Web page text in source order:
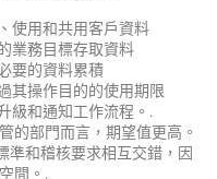
使用和共用客戶資料
業務目標存取資料
要的資料累積
其操作目的的使用期限
級和通知工作流程。.
的部門而言，期望值更高。
準和稽核要求相互交錯，因
間。.